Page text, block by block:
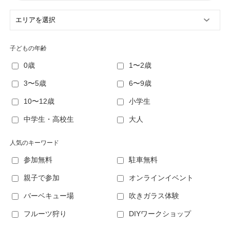
子どもの年齢
0歳 1〜2歳
3〜5歳 6〜9歳
10〜12歳 小学生
中学生・高校生 大人
人気のキーワード
参加無料 駐車無料
親子で参加 オンラインイベント
バーベキュー場 吹きガラス体験
フルーツ狩り DIYワークショップ